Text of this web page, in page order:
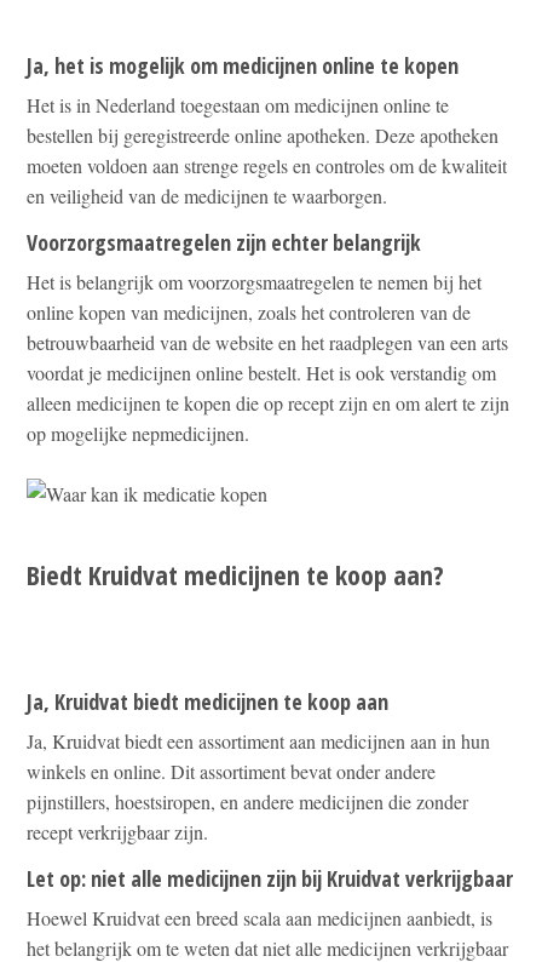
Ja, het is mogelijk om medicijnen online te kopen
Het is in Nederland toegestaan om medicijnen online te
bestellen bij geregistreerde online apotheken. Deze apotheken
moeten voldoen aan strenge regels en controles om de kwaliteit
en veiligheid van de medicijnen te waarborgen.
Voorzorgsmaatregelen zijn echter belangrijk
Het is belangrijk om voorzorgsmaatregelen te nemen bij het
online kopen van medicijnen, zoals het controleren van de
betrouwbaarheid van de website en het raadplegen van een arts
voordat je medicijnen online bestelt. Het is ook verstandig om
alleen medicijnen te kopen die op recept zijn en om alert te zijn
op mogelijke nepmedicijnen.
Biedt Kruidvat medicijnen te koop aan?
Ja, Kruidvat biedt medicijnen te koop aan
Ja, Kruidvat biedt een assortiment aan medicijnen aan in hun
winkels en online. Dit assortiment bevat onder andere
pijnstillers, hoestsiropen, en andere medicijnen die zonder
recept verkrijgbaar zijn.
Let op: niet alle medicijnen zijn bij Kruidvat verkrijgbaar
Hoewel Kruidvat een breed scala aan medicijnen aanbiedt, is
het belangrijk om te weten dat niet alle medicijnen verkrijgbaar